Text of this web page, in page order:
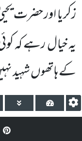
زکریا اور حضرت
یہ خیال رہے کہ
کے ہاتھوں شہید